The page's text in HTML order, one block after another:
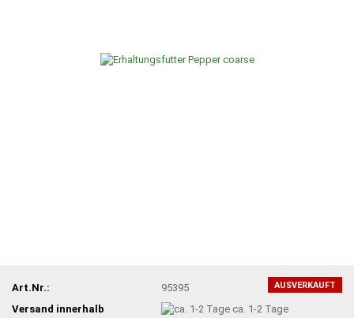
AUSVERKAUFT
Art.Nr.:
95395
Versand innerhalb
ca. 1-2 Tage